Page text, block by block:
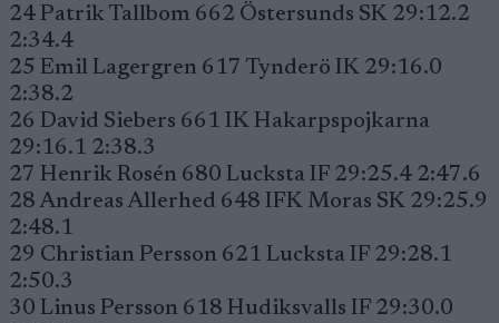
24 Patrik Tallbom 662 Östersunds SK 29:12.2
2:34.4
25 Emil Lagergren 617 Tynderö IK 29:16.0
2:38.2
26 David Siebers 661 IK Hakarpspojkarna
29:16.1 2:38.3
27 Henrik Rosén 680 Lucksta IF 29:25.4 2:47.6
28 Andreas Allerhed 648 IFK Moras SK 29:25.9
2:48.1
29 Christian Persson 621 Lucksta IF 29:28.1
2:50.3
30 Linus Persson 618 Hudiksvalls IF 29:30.0